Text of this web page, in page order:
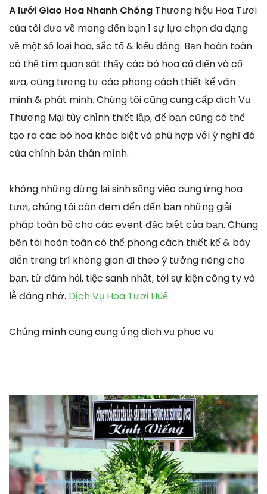
A lưới Giao Hoa Nhanh Chóng Thương hiệu Hoa Tươi
của tôi đưa về mang đến bạn 1 sự lựa chọn đa dạng
về một số loại hoa, sắc tố & kiểu dáng. Bạn hoàn toàn
có thể tìm quan sát thấy các bó hoa cổ điển và cổ
xưa, cũng tương tự các phong cách thiết kế văn
minh & phát minh. Chúng tôi cũng cung cấp dịch Vụ
Thương Mại tùy chỉnh thiết lập, để bạn cũng có thể
tạo ra các bó hoa khác biệt và phù hợp với ý nghĩ đó
của chính bản thân mình.
không những dừng lại sinh sống việc cung ứng hoa
tươi, chúng tôi còn đem đến đến bạn những giải
pháp toàn bộ cho các event đặc biệt của bạn. Chúng
bên tôi hoàn toàn có thể phong cách thiết kế & bày
diễn trang trí không gian đi theo ý tưởng riêng cho
bạn, từ đám hỏi, tiệc sanh nhật, tới sự kiện công ty và
lễ đáng nhớ. Dịch Vụ Hoa Tươi Huế
Chúng mình cũng cung ứng dịch vụ phục vụ